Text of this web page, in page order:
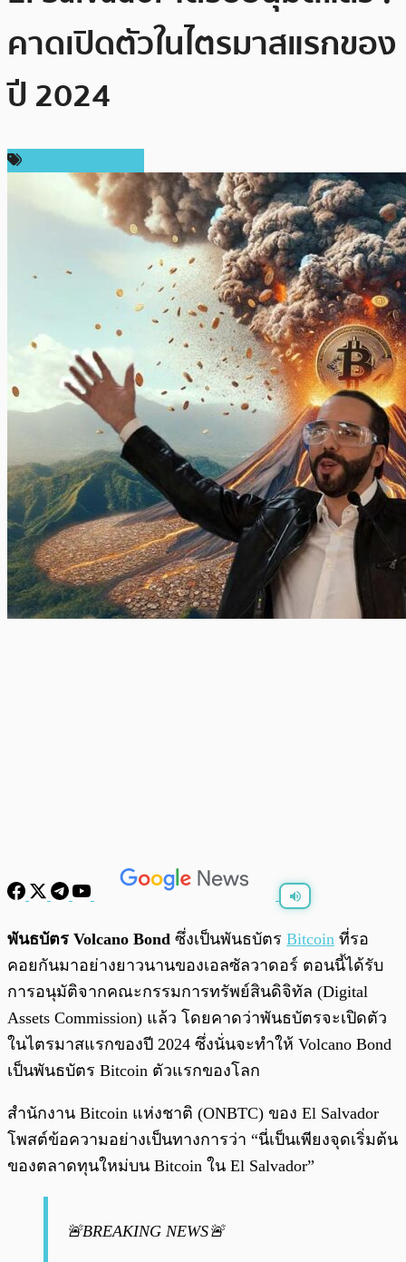
คาดเปิดตัวในไตรมาสแรกของ
ปี 2024
/0:00
พันธบัตร Volcano Bond ซึ่งเป็นพันธบัตร Bitcoin ที่รอ
คอยกันมาอย่างยาวนานของเอลซัลวาดอร์ ตอนนี้ได้รับ
การอนุมัติจากคณะกรรมการทรัพย์สินดิจิทัล (Digital
Assets Commission) แล้ว โดยคาดว่าพันธบัตรจะเปิดตัว
ในไตรมาสแรกของปี 2024 ซึ่งนั่นจะทำให้ Volcano Bond
เป็นพันธบัตร Bitcoin ตัวแรกของโลก
สำนักงาน Bitcoin แห่งชาติ (ONBTC) ของ El Salvador
โพสต์ข้อความอย่างเป็นทางการว่า “นี่เป็นเพียงจุดเริ่มต้น
ของตลาดทุนใหม่บน Bitcoin ใน El Salvador”
🚨BREAKING NEWS🚨